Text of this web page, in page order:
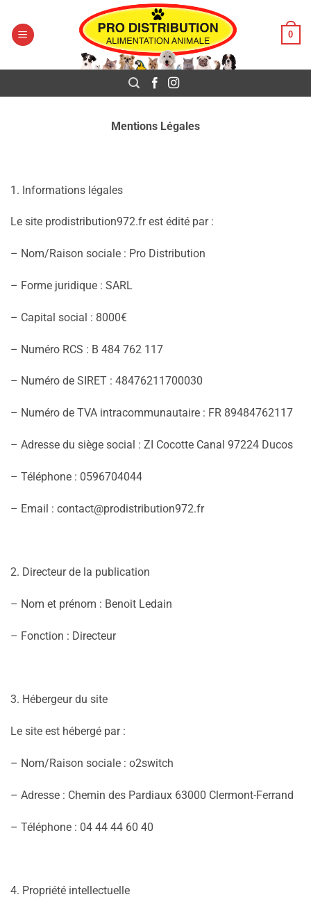
Pro Distribution
contenu
0
Mentions Légales
1. Informations légales
Le site prodistribution972.fr est édité par :
– Nom/Raison sociale : Pro Distribution
– Forme juridique : SARL
– Capital social : 8000€
– Numéro RCS : B 484 762 117
– Numéro de SIRET : 48476211700030
– Numéro de TVA intracommunautaire : FR 89484762117
– Adresse du siège social : ZI Cocotte Canal 97224 Ducos
– Téléphone : 0596704044
– Email : contact@prodistribution972.fr
2. Directeur de la publication
– Nom et prénom : Benoit Ledain
– Fonction : Directeur
3. Hébergeur du site
Le site est hébergé par :
– Nom/Raison sociale : o2switch
– Adresse : Chemin des Pardiaux 63000 Clermont-Ferrand
– Téléphone : 04 44 44 60 40
4. Propriété intellectuelle